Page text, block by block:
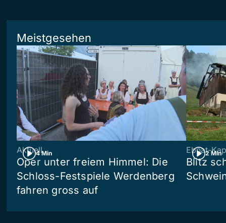
Meistgesehen
4 Min
Aktuell
Oper unter freiem Himmel: Die
Schloss-Festspiele Werdenberg
fahren gross auf
2 Min
Ebnat-
Blitz